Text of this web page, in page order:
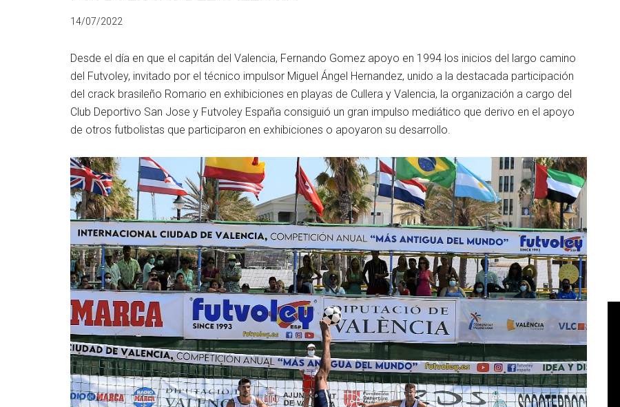
14/07/2022
Desde el día en que el capitán del Valencia, Fernando Gomez apoyo en 1994 los inicios del largo camino
del Futvoley, invitado por el técnico impulsor Miguel Ángel Hernandez, unido a la destacada participación
del crack brasileño Romario en exhibiciones en playas de Cullera y Valencia, la organización a cargo del
Club Deportivo San Jose y Futvoley España consiguió un gran impulso mediático que derivo en el apoyo
de otros futbolistas que participaron en exhibiciones o apoyaron su desarrollo.